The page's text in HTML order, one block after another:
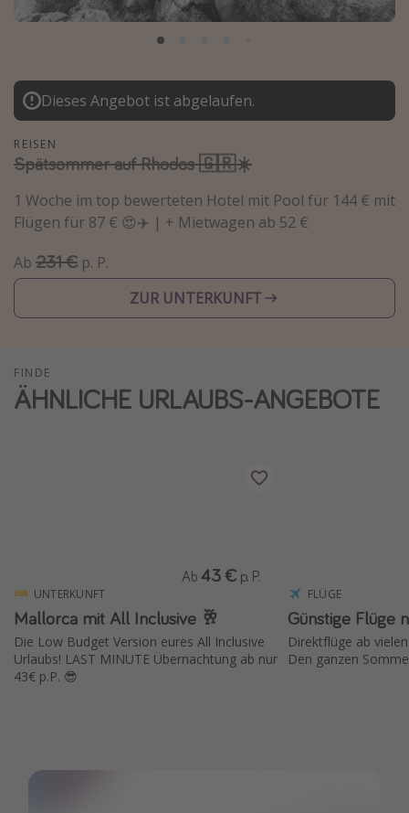
Normandie Urlaub
St. Lucia Urlaub
Kefalonia Urlaub
Krabi Urlaub
Tulum Urlaub
Sri Lanka Rundreise
Japan Rundreise
Reisethemen
Alle Reisethemen
Disneyland Paris
Roadtrips
Hotels am Achensee
Weitere Themen
Bahnreisen in der Schweiz
Dieses Angebot ist abgelaufen.
REISEN
Spätsommer auf Rhodos 🇬🇷☀️
1 Woche im top bewerteten Hotel mit Pool für 144 € mit
Flügen für 87 € 😍✈️ | + Mietwagen ab 52 €
Ab 231 € p. P.
ZUR UNTERKUNFT
FINDE
ÄHNLICHE URLAUBS-ANGEBOTE
UNTERKUNFT
Mallorca mit All Inclusive 🥂
Die Low Budget Version eures All Inclusive
Urlaubs! LAST MINUTE Übernachtung ab nur
43€ p.P. 😎
Ab 43 € p. P.
FLÜGE
Günstige
Direktflüge ab
Den ganzen